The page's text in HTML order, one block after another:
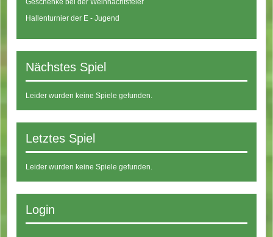
Hallenturnier der E - Jugend
Nächstes Spiel
Leider wurden keine Spiele gefunden.
Letztes Spiel
Leider wurden keine Spiele gefunden.
Login